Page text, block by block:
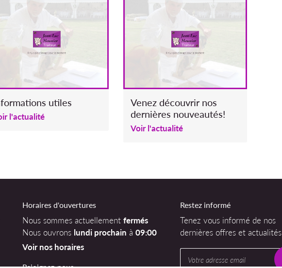
utiles
l'actualité
Venez découvrir nos
dernières nouveautés!
Voir l'actualité
Horaires d'ouvertures
Nous sommes actuellement fermés
Nous ouvrons lundi prochain à 09:00
Voir nos horaires
Restez informé
Tenez vous informé de nos
dernières offres et actualités